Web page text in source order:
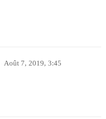
Août 7, 2019, 3:45